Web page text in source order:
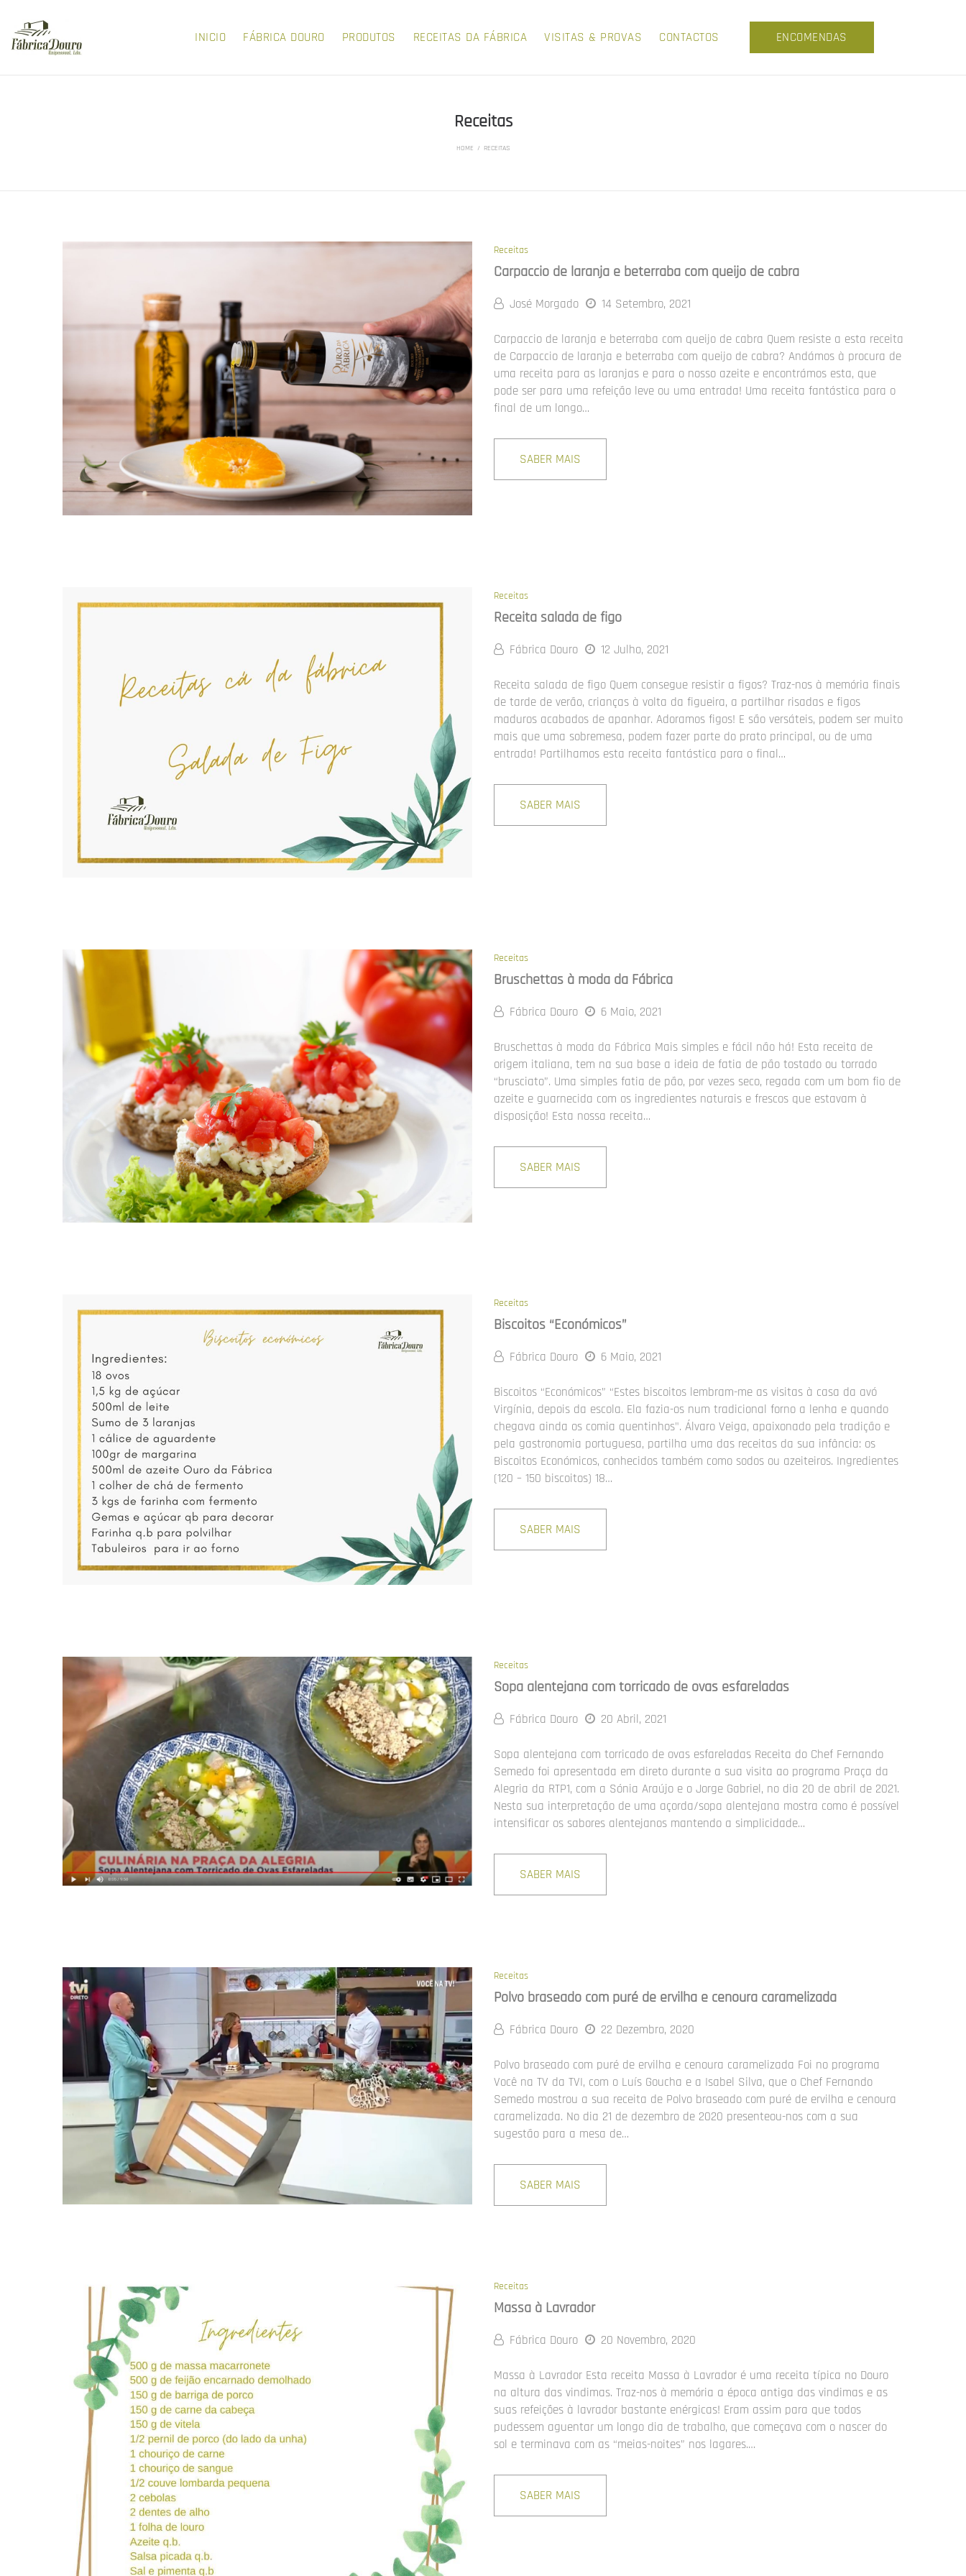
INICIO FÁBRICA DOURO PRODUTOS RECEITAS DA FÁBRICA VISITAS & PROVAS CONTACTOS ENCOMENDAS
Receitas
HOME / RECEITAS
Receitas
Carpaccio de laranja e beterraba com queijo de cabra
José Morgado 14 Setembro, 2021
Carpaccio de laranja e beterraba com queijo de cabra Quem resiste a esta receita
de Carpaccio de laranja e beterraba com queijo de cabra? Andámos à procura de
uma receita para as laranjas e para o nosso azeite e encontrámos esta, que
pode ser para uma refeição leve ou uma entrada! Uma receita fantástica para o
final de um longo…
SABER MAIS
Receitas
Receita salada de figo
Fábrica Douro 12 Julho, 2021
Receita salada de figo Quem consegue resistir a figos? Traz-nos à memória finais
de tarde de verão, crianças à volta da figueira, a partilhar risadas e figos
maduros acabados de apanhar. Adoramos figos! E são versáteis, podem ser muito
mais que uma sobremesa, podem fazer parte do prato principal, ou de uma
entrada! Partilhamos esta receita fantástica para o final…
SABER MAIS
Receitas
Bruschettas à moda da Fábrica
Fábrica Douro 6 Maio, 2021
Bruschettas à moda da Fábrica Mais simples e fácil não há! Esta receita de
origem italiana, tem na sua base a ideia de fatia de pão tostado ou torrado
“brusciato”. Uma simples fatia de pão, por vezes seco, regada com um bom fio de
azeite e guarnecida com os ingredientes naturais e frescos que estavam à
disposição! Esta nossa receita…
SABER MAIS
Receitas
Biscoitos “Económicos”
Fábrica Douro 6 Maio, 2021
Biscoitos “Económicos” “Estes biscoitos lembram-me as visitas à casa da avó
Virgínia, depois da escola. Ela fazia-os num tradicional forno a lenha e quando
chegava ainda os comia quentinhos". Álvaro Veiga, apaixonado pela tradição e
pela gastronomia portuguesa, partilha uma das receitas da sua infância: os
Biscoitos Económicos, conhecidos também como sodos ou azeiteiros. Ingredientes
(120 – 150 biscoitos) 18…
SABER MAIS
Receitas
Sopa alentejana com torricado de ovas esfareladas
Fábrica Douro 20 Abril, 2021
Sopa alentejana com torricado de ovas esfareladas Receita do Chef Fernando
Semedo foi apresentada em direto durante a sua visita ao programa Praça da
Alegria da RTP1, com a Sónia Araújo e o Jorge Gabriel, no dia 20 de abril de 2021.
Nesta sua interpretação de uma açorda/sopa alentejana mostra como é possível
intensificar os sabores alentejanos mantendo a simplicidade…
SABER MAIS
Receitas
Polvo braseado com puré de ervilha e cenoura caramelizada
Fábrica Douro 22 Dezembro, 2020
Polvo braseado com puré de ervilha e cenoura caramelizada Foi no programa
Você na TV da TVI, com o Luís Goucha e a Isabel Silva, que o Chef Fernando
Semedo mostrou a sua receita de Polvo braseado com puré de ervilha e cenoura
caramelizada. No dia 21 de dezembro de 2020 presenteou-nos com a sua
sugestão para a mesa de…
SABER MAIS
Receitas
Massa à Lavrador
Fábrica Douro 20 Novembro, 2020
Massa à Lavrador Esta receita Massa à Lavrador é uma receita típica no Douro
na altura das vindimas. Traz-nos à memória a época antiga das vindimas e as
suas refeições à lavrador bastante enérgicas! Eram assim para que todos
pudessem aguentar um longo dia de trabalho, que começava com o nascer do
sol e terminava com as “meias-noites” nos lagares.…
SABER MAIS